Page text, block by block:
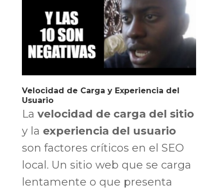
Velocidad de Carga y Experiencia del
Usuario
La velocidad de carga del sitio
y la experiencia del usuario
son factores críticos en el SEO
local. Un sitio web que se carga
lentamente o que presenta